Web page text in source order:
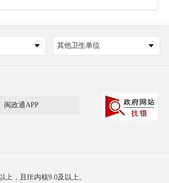
其他卫生单位
闽政通APP
上，且IE内核9.0及以上。